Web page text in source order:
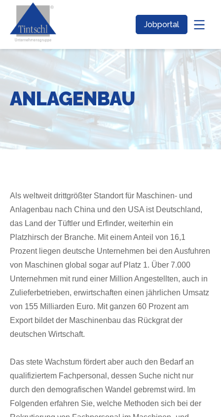
Jobportal
ANLAGENBAU
Als weltweit drittgrößter Standort für Maschinen- und
Anlagenbau nach China und den USA ist Deutschland,
das Land der Tüftler und Erfinder, weiterhin ein
Platzhirsch der Branche. Mit einem Anteil von 16,1
Prozent liegen deutsche Unternehmen bei den Ausfuhren
von Maschinen global sogar auf Platz 1. Über 7.000
Unternehmen mit rund einer Million Angestellten, auch in
Zulieferbetrieben, erwirtschaften einen jährlichen Umsatz
von 155 Milliarden Euro. Mit ganzen 60 Prozent am
Export bildet der Maschinenbau das Rückgrat der
deutschen Wirtschaft.
Das stete Wachstum fördert aber auch den Bedarf an
qualifiziertem Fachpersonal, dessen Suche nicht nur
durch den demografischen Wandel gebremst wird. Im
Folgenden erfahren Sie, welche Methoden sich bei der